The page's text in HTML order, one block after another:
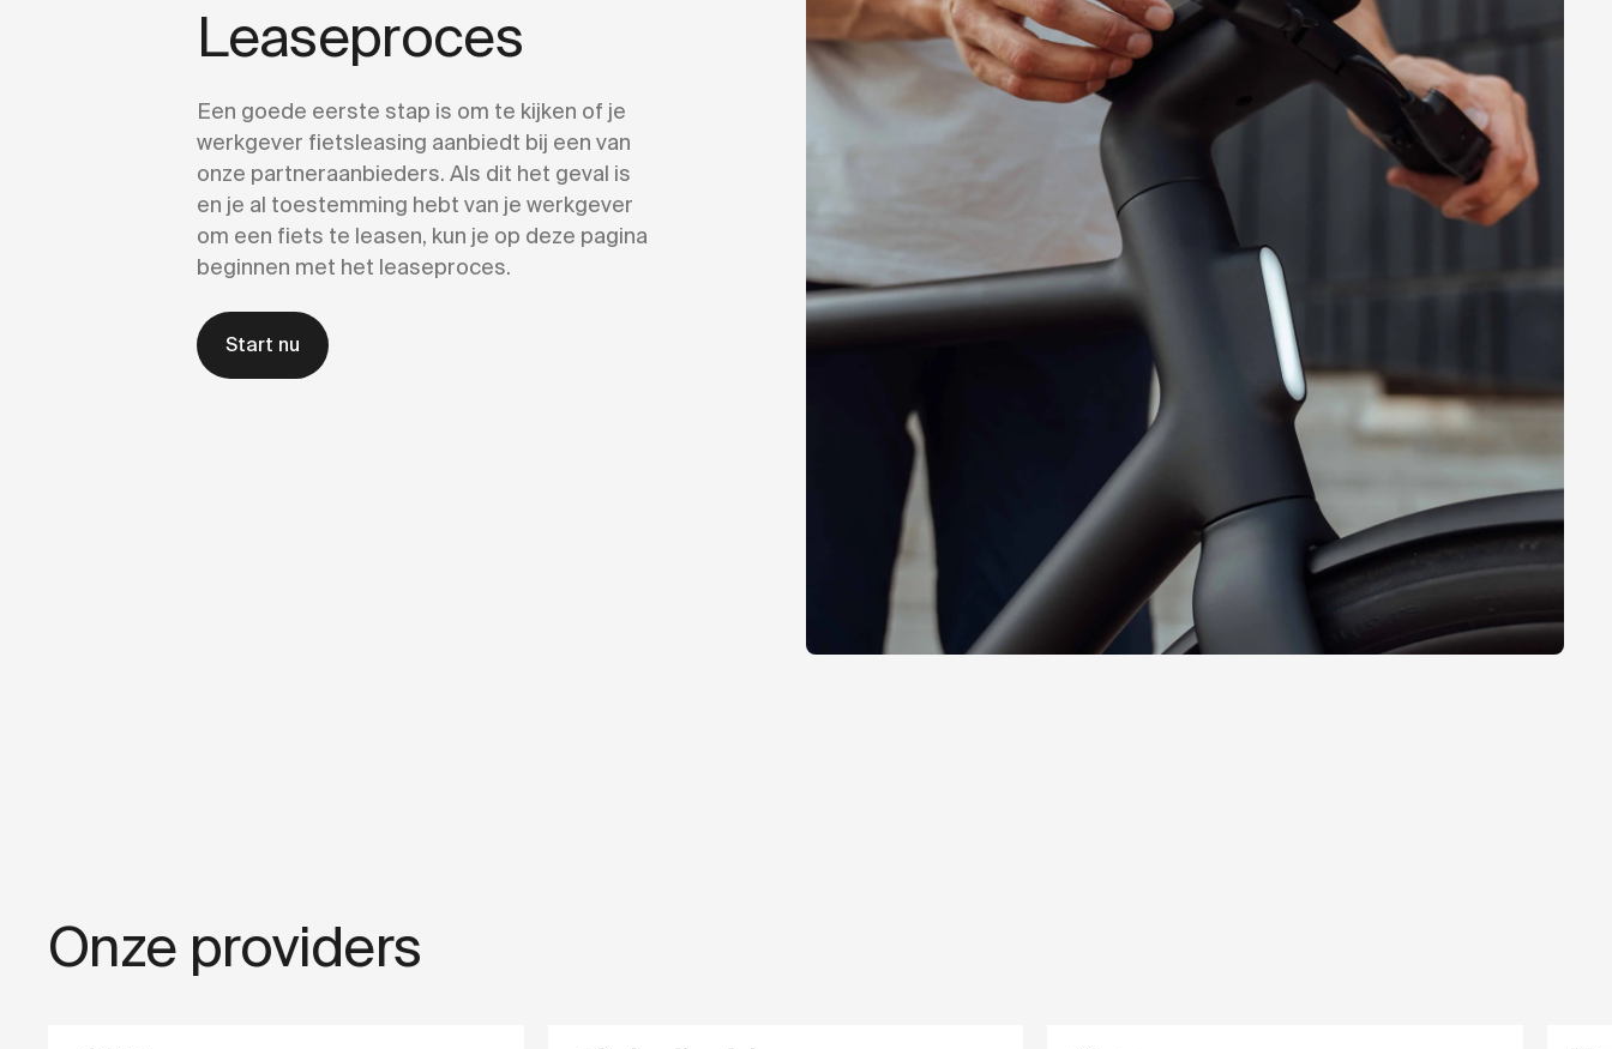
Leaseproces
Een goede eerste stap is om te kijken of je
werkgever fietsleasing aanbiedt bij een van
onze partneraanbieders. Als dit het geval is
en je al toestemming hebt van je werkgever
om een fiets te leasen, kun je op deze pagina
beginnen met het leaseproces.
Start nu
Onze providers